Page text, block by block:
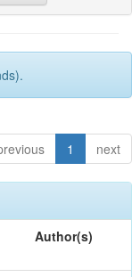
1 next
Author(s)